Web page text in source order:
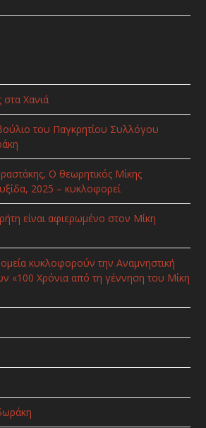
Χανιά
του Παγκρητίου Συλλόγου
Ο θεωρητικός Μίκης
2025 – κυκλοφορεί
είναι αφιερωμένο στον Μίκη
κυκλοφορούν την Αναμνηστική
«100 Χρόνια από τη γέννηση του Μίκη